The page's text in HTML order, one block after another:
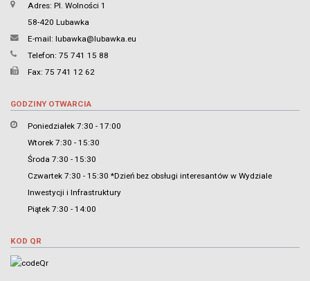
Adres: Pl. Wolności 1
58-420 Lubawka
E-mail: lubawka@lubawka.eu
Telefon: 75 741 15 88
Fax: 75 741 12 62
GODZINY OTWARCIA
Poniedziałek 7:30 - 17:00
Wtorek 7:30 - 15:30
Środa 7:30 - 15:30
Czwartek 7:30 - 15:30 *Dzień bez obsługi interesantów w Wydziale
Inwestycji i Infrastruktury
Piątek 7:30 - 14:00
KOD QR